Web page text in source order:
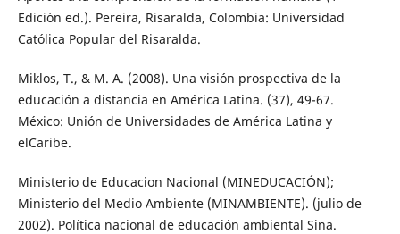
Edición ed.). Pereira, Risaralda, Colombia: Universidad
Católica Popular del Risaralda.
Miklos, T., & M. A. (2008). Una visión prospectiva de la
educación a distancia en América Latina. (37), 49-67.
México: Unión de Universidades de América Latina y
elCaribe.
Ministerio de Educacion Nacional (MINEDUCACIÓN);
Ministerio del Medio Ambiente (MINAMBIENTE). (julio de
2002). Política nacional de educación ambiental Sina.